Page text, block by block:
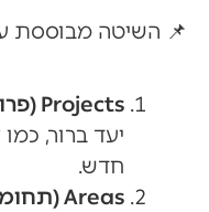
📌 השיטה מבוססת
Projects (פרויקטים)
יעד ברור,
חדש.
Areas (תחומי אחריות)